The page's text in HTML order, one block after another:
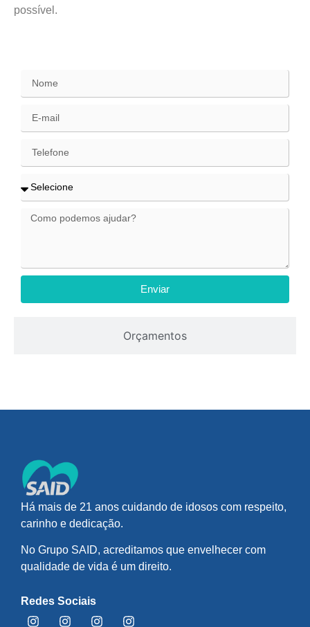
possível.
Orçamentos
Enviar
Há mais de 21 anos cuidando de idosos com respeito,
carinho e dedicação.
No Grupo SAID, acreditamos que envelhecer com
qualidade de vida é um direito.
Redes Sociais